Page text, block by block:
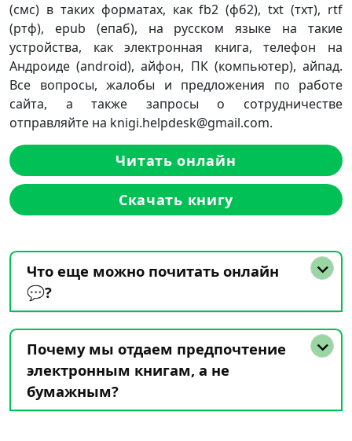
(смс) в таких форматах, как fb2 (фб2), txt (тхт), rtf
(ртф), epub (епаб), на русском языке на такие
устройства, как электронная книга, телефон на
Андроиде (android), айфон, ПК (компьютер), айпад.
Все вопросы, жалобы и предложения по работе
сайта, а также запросы о сотрудничестве
отправляйте на knigi.helpdesk@gmail.com.
Читать онлайн
Скачать книгу
Что еще можно почитать онлайн
💬?
Почему мы отдаем предпочтение
электронным книгам, а не
бумажным?